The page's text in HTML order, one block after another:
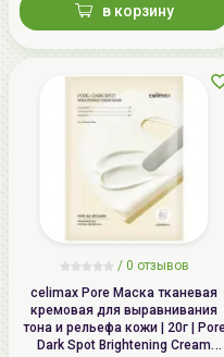
в корзину
/ 0 отзывов
celimax Pore Маска тканевая
кремовая для выравнивания
тона и рельефа кожи | 20г |
Dark Spot Brightening Cream